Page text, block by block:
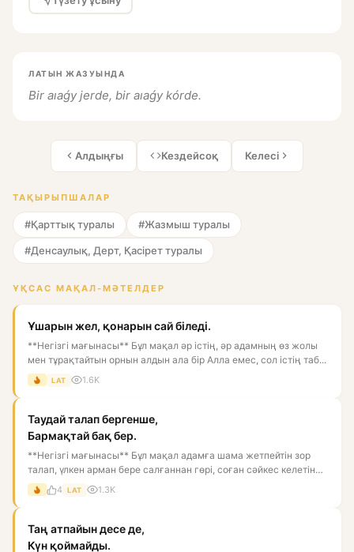
ЛАТЫН ЖАЗУЫНДА
Bir aıaǵy jerde, bir aıaǵy kórde.
Алдыңғы Кездейсоқ Келесі
ТАҚЫРЫПШАЛАР
#Қарттық туралы #Жазмыш туралы
#Денсаулық, Дерт, Қасірет туралы
ҰҚСАС МАҚАЛ-МӘТЕЛДЕР
Ұшарын жел, қонарын сай біледі.
**Негізгі мағынасы** Бұл мақал әр істің, әр адамның өз жолы
мен тұрақтайтын орнын алдын ала бір Алла емес, сол істің таб...
LAT 1.6K
Таудай талап бергенше,
Бармақтай бақ бер.
**Негізгі мағынасы** Бұл мақал адамға шама жетпейтін зор
талап, үлкен арман бере салғаннан гөрі, соған сәйкес келетін
ба...
4 LAT 1.3K
Таң атпайын десе де,
Күн қоймайды.